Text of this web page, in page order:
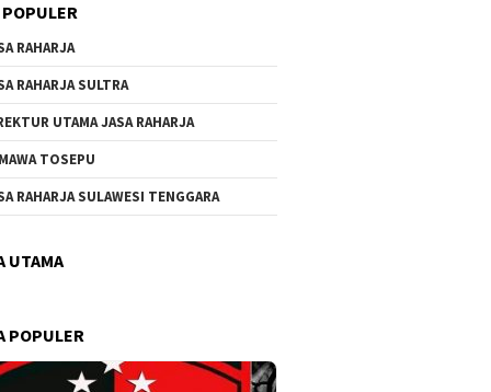
RAHARJA
RAHARJA SULTRA
UTAMA JASA RAHARJA
TOSEPU
RAHARJA SULAWESI TENGGARA
UTAMA
POPULER